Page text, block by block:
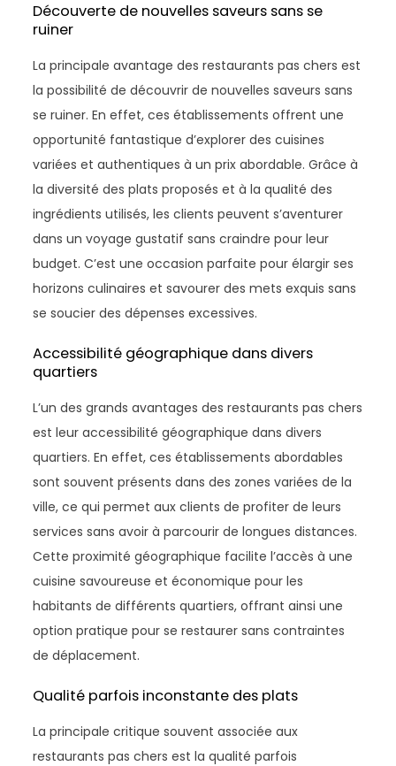
Découverte de nouvelles saveurs sans se
ruiner
La principale avantage des restaurants pas chers est
la possibilité de découvrir de nouvelles saveurs sans
se ruiner. En effet, ces établissements offrent une
opportunité fantastique d’explorer des cuisines
variées et authentiques à un prix abordable. Grâce à
la diversité des plats proposés et à la qualité des
ingrédients utilisés, les clients peuvent s’aventurer
dans un voyage gustatif sans craindre pour leur
budget. C’est une occasion parfaite pour élargir ses
horizons culinaires et savourer des mets exquis sans
se soucier des dépenses excessives.
Accessibilité géographique dans divers
quartiers
L’un des grands avantages des restaurants pas chers
est leur accessibilité géographique dans divers
quartiers. En effet, ces établissements abordables
sont souvent présents dans des zones variées de la
ville, ce qui permet aux clients de profiter de leurs
services sans avoir à parcourir de longues distances.
Cette proximité géographique facilite l’accès à une
cuisine savoureuse et économique pour les
habitants de différents quartiers, offrant ainsi une
option pratique pour se restaurer sans contraintes
de déplacement.
Qualité parfois inconstante des plats
La principale critique souvent associée aux
restaurants pas chers est la qualité parfois